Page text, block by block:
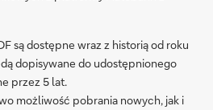
są dostępne wraz z historią od roku
dopisywane do udostępnionego
przez 5 lat.
możliwość pobrania nowych, jak i